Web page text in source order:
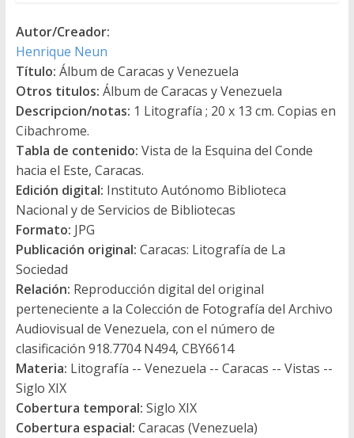
Autor/Creador:
Henrique Neun
Título: Álbum de Caracas y Venezuela
Otros titulos: Álbum de Caracas y Venezuela
Descripcion/notas: 1 Litografía ; 20 x 13 cm. Copias en
Cibachrome.
Tabla de contenido: Vista de la Esquina del Conde
hacia el Este, Caracas.
Edición digital: Instituto Autónomo Biblioteca
Nacional y de Servicios de Bibliotecas
Formato: JPG
Publicación original: Caracas: Litografía de La
Sociedad
Relación: Reproducción digital del original
perteneciente a la Colección de Fotografía del Archivo
Audiovisual de Venezuela, con el número de
clasificación 918.7704 N494, CBY6614
Materia: Litografía -- Venezuela -- Caracas -- Vistas --
Siglo XIX
Cobertura temporal: Siglo XIX
Cobertura espacial: Caracas (Venezuela)